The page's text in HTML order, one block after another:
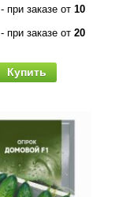
- при заказе от 10
- при заказе от 20
Купить